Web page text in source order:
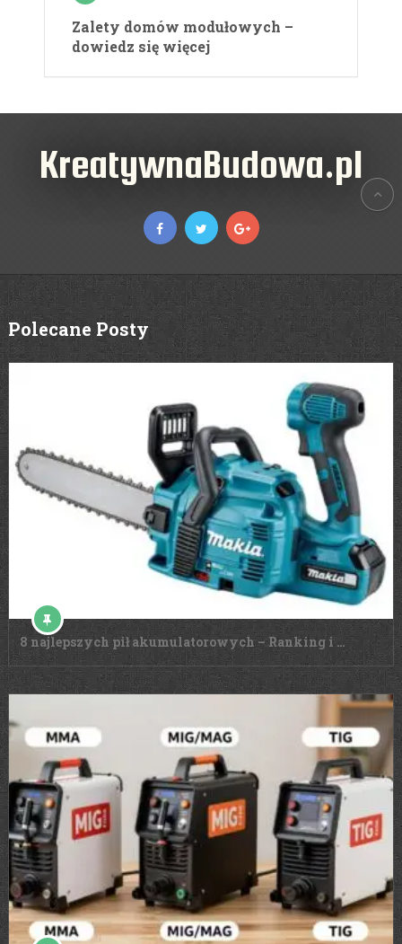
Zalety domów modułowych –
dowiedz się więcej
KreatywnaBudowa.pl
Polecane Posty
8 najlepszych pił akumulatorowych – Ranking i …